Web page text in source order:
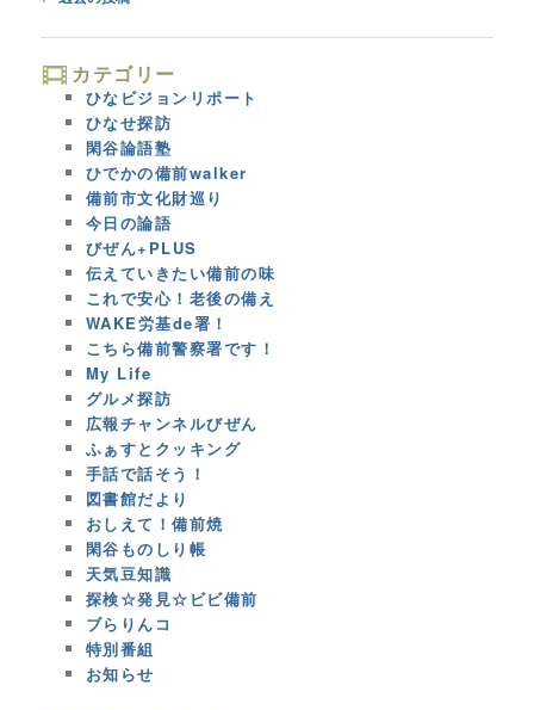
カテゴリー
ひなビジョンリポート
ひなせ探訪
閑谷論語塾
ひでかの備前walker
備前市文化財巡り
今日の論語
びぜん+PLUS
伝えていきたい備前の味
これで安心！老後の備え
WAKE労基de署！
こちら備前警察署です！
My Life
グルメ探訪
広報チャンネルびぜん
ふぁすとクッキング
手話で話そう！
図書館だより
おしえて！備前焼
閑谷ものしり帳
天気豆知識
探検☆発見☆ビビ備前
ブらりんコ
特別番組
お知らせ